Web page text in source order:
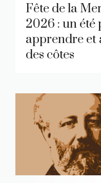
Fête de la
2026 : un été
apprendre et
des côtes